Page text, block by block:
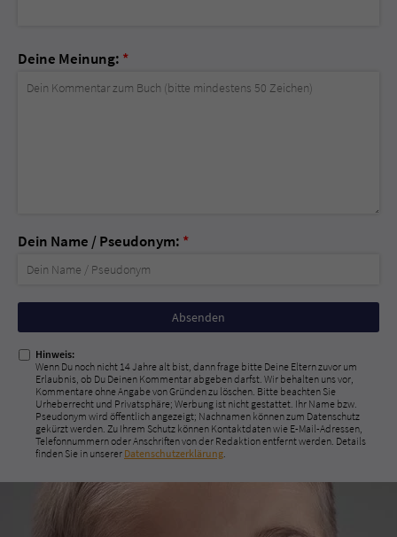
Deine Meinung: *
Dein Name / Pseudonym: *
Nicht
ausfüllen!
Hinweis:
Wenn Du noch nicht 14 Jahre alt bist, dann frage bitte Deine Eltern zuvor um
Erlaubnis, ob Du Deinen Kommentar abgeben darfst. Wir behalten uns vor,
Kommentare ohne Angabe von Gründen zu löschen. Bitte beachten Sie
Urheberrecht und Privatsphäre; Werbung ist nicht gestattet. Ihr Name bzw.
Pseudonym wird öffentlich angezeigt; Nachnamen können zum Datenschutz
gekürzt werden. Zu Ihrem Schutz können Kontaktdaten wie E-Mail-Adressen,
Telefonnummern oder Anschriften von der Redaktion entfernt werden. Details
finden Sie in unserer Datenschutzerklärung